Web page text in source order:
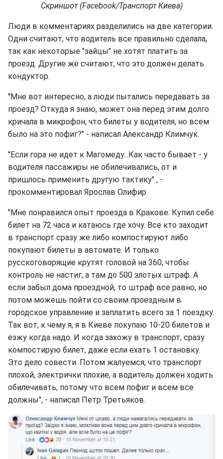
Скриншот (Facebook/Транспорт Киева)
Люди в комментариях разделились на две категории.
Одни считают, что водитель все правильно сделала,
так как некоторые "зайцы" не хотят платить за
проезд. Другие же считают, что это должен делать
кондуктор.
"Мне вот интересно, а люди пытались передавать за
проезд? Откуда я знаю, может она перед этим долго
кричала в микрофон, что билеты у водителя, но всем
было на это пофиг?" - написал Александр Климчук.
"Если гора не идет к Магомеду...Как часто бывает - у
водителя пассажиры не обилечивались, от и
пришлось применить другую тактику" , -
прокомментировал Ярослав Олифир.
"Мне понравился опыт проезда в Кракове. Купил себе
билет на 72 часа и катаюсь где хочу. Все кто заходит
в транспорт сразу же либо компостируют либо
покупают билеты в автомате. И только
русскоговорящие крутят головой на 360, чтобы
контроль не настиг, а там до 500 злотых штраф. А
если забыл дома проездной, то штраф все равно, но
потом можешь пойти со своим проездным в
городское управление и заплатить всего за 1 поездку.
Так вот, к чему я, я в Киеве покупаю 10-20 билетов и
езжу когда надо. И когда захожу в транспорт, сразу
компостирую билет, даже если ехать 1 остановку.
Это дело совести. Потом жалуемся, что транспорт
плохой, электрички плохие, а водитель должен ходить
обилечивать, потому что всем пофиг и всем все
должны", - написал Петр Третьяков.